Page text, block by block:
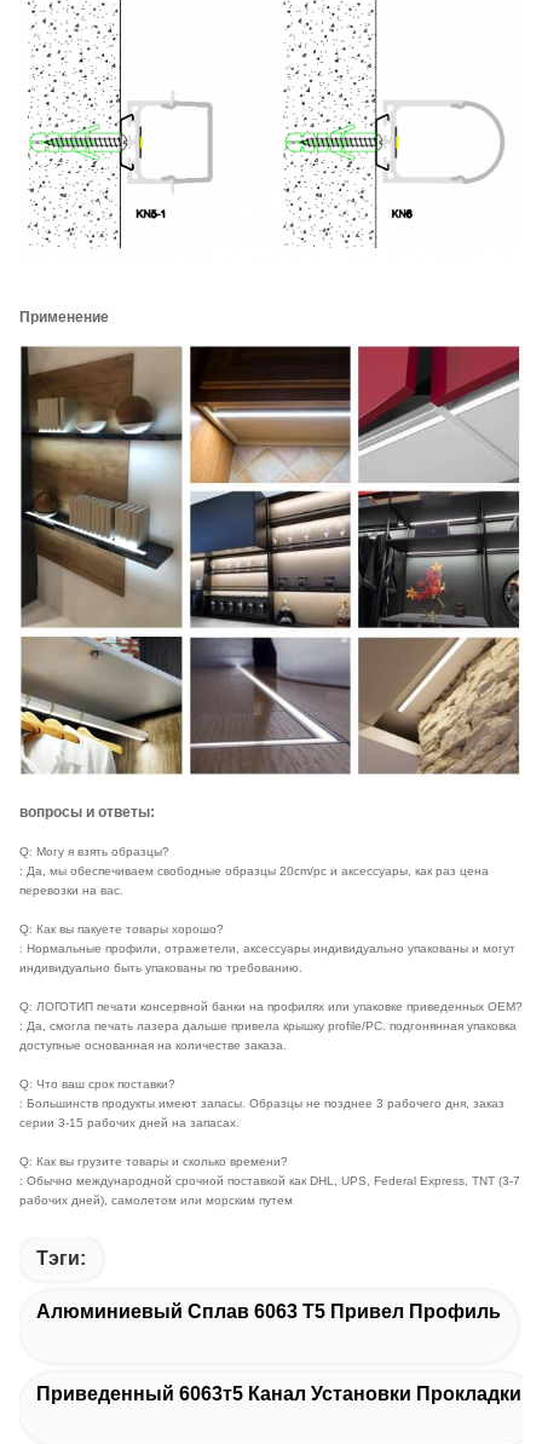
Применение
вопросы и ответы:
Q: Могу я взять образцы?
: Да, мы обеспечиваем свободные образцы 20cm/pc и аксессуары, как раз цена
перевозки на вас.
Q: Как вы пакуете товары хорошо?
: Нормальные профили, отражетели, аксессуары индивидуально упакованы и могут
индивидуально быть упакованы по требованию.
Q: ЛОГОТИП печати консервной банки на профилях или упаковке приведенных OEM?
: Да, смогла печать лазера дальше привела крышку profile/PC. подгонянная упаковка
доступные основанная на количестве заказа.
Q: Что ваш срок поставки?
: Большинств продукты имеют запасы. Образцы не позднее 3 рабочего дня, заказ
серии 3-15 рабочих дней на запасах.
Q: Как вы грузите товары и сколько времени?
: Обычно международной срочной поставкой как DHL, UPS, Federal Express, TNT (3-7
рабочих дней), самолетом или морским путем
Тэги:
Алюминиевый Сплав 6063 Т5 Привел Профиль
Приведенный 6063т5 Канал Установки Прокладки